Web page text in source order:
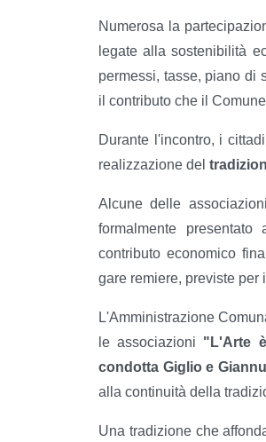
Numerosa la
legate alla sostenibilità
permessi, tasse, piano di
il contributo che il
Durante l'incontro, i
realizzazione del
Alcune delle
formalmente
contributo economico
gare remiere, previste per
L'Amministrazione
le associazioni "L'Arte
condotta Giglio e
alla continuità della
Una tradizione che